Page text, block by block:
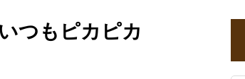
つもピカピカ